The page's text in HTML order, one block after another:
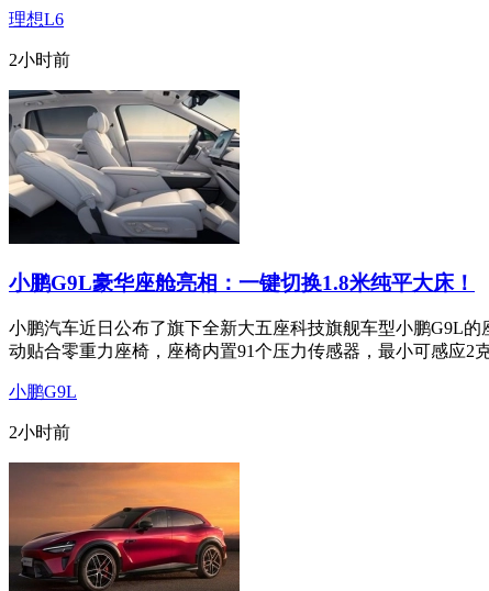
理想L6
2小时前
小鹏G9L豪华座舱亮相：一键切换1.8米纯平大床！
小鹏汽车近日公布了旗下全新大五座科技旗舰车型小鹏G9L
动贴合零重力座椅，座椅内置91个压力传感器，最小可感应2
小鹏G9L
2小时前